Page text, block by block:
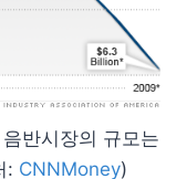
반시장의 규모는
: CNNMoney)